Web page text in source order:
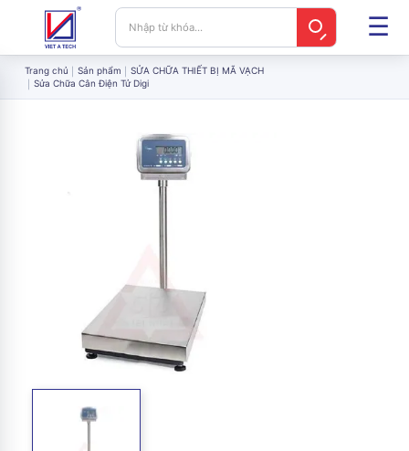
Trang chủ Sản phẩm
SỬA CHỮA THIẾT BỊ MÃ VẠCH
Sửa Chữa Cân Điện Tử Digi